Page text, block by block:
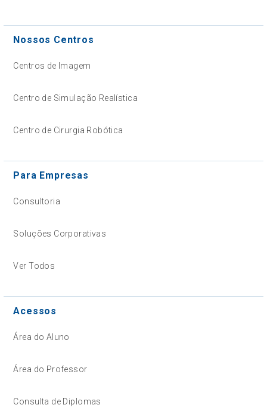
Nossos Centros
Centros de Imagem
Centro de Simulação Realística
Centro de Cirurgia Robótica
Para Empresas
Consultoria
Soluções Corporativas
Ver Todos
Acessos
Área do Aluno
Área do Professor
Consulta de Diplomas